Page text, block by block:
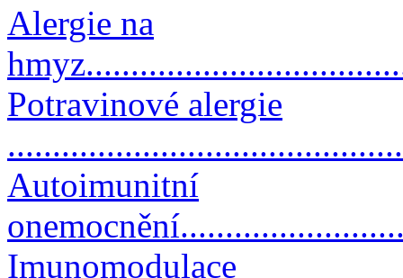
Alergie na
Potravinové alergie
Autoimunitní
Imunomodulace